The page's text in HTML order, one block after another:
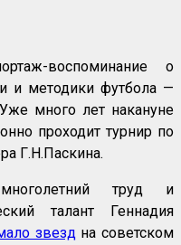
воспоминание о
и методики футбола —
много лет накануне
проходит турнир по
Г.Н.Паскина.
труд и
талант Геннадия
звездна советском